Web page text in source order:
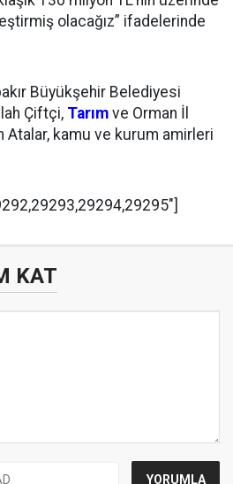
olacağız” ifadelerinde
Büyükşehir Belediyesi
Çiftçi, Tarım ve Orman İl
kamu ve kurum amirleri
KAT